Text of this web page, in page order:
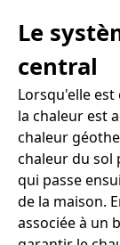
Le
central
Lorsqu'elle
la chaleur est
chaleur
chaleur du sol
qui passe
de la maison.
associée à un